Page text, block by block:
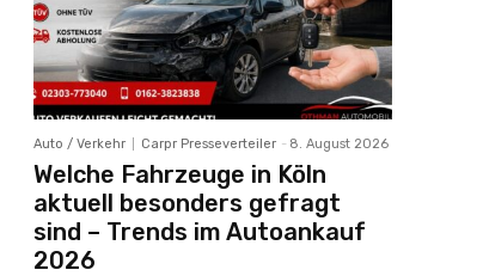
Auto / Verkehr Carpr Presseverteiler - 8. August 2026
Welche Fahrzeuge in Köln
aktuell besonders gefragt
sind – Trends im Autoankauf
2026